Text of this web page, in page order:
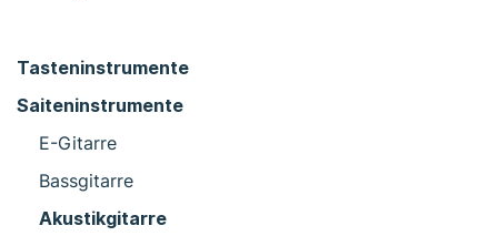
Tasteninstrumente
Saiteninstrumente
E-Gitarre
Bassgitarre
Akustikgitarre